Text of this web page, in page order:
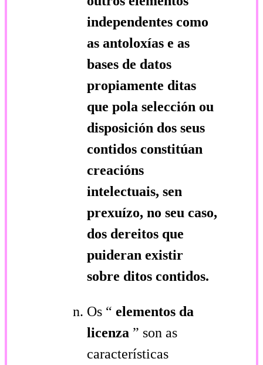
independentes como
as antoloxías e as
bases de datos
propiamente ditas
que pola selección ou
disposición dos seus
contidos constitúan
creacións
intelectuais, sen
prexuízo, no seu caso,
dos dereitos que
puideran existir
sobre ditos contidos.
Os “ elementos da
licenza ” son as
características